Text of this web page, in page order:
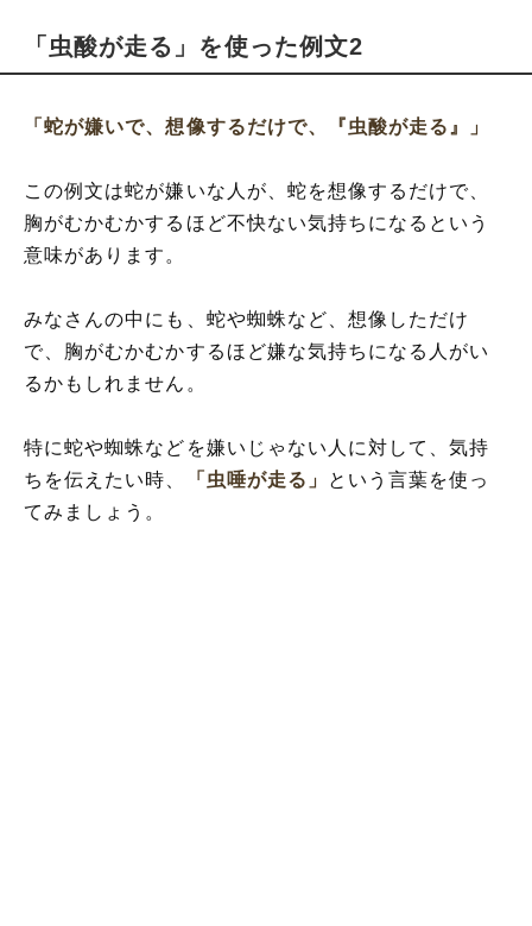
「虫酸が走る」を使った例文2
「蛇が嫌いで、想像するだけで、『虫酸が走る』」
この例文は蛇が嫌いな人が、蛇を想像するだけで、
胸がむかむかするほど不快ない気持ちになるという
意味があります。
みなさんの中にも、蛇や蜘蛛など、想像しただけ
で、胸がむかむかするほど嫌な気持ちになる人がい
るかもしれません。
特に蛇や蜘蛛などを嫌いじゃない人に対して、気持
ちを伝えたい時、
「虫唾が走る」
という言葉を使っ
てみましょう。